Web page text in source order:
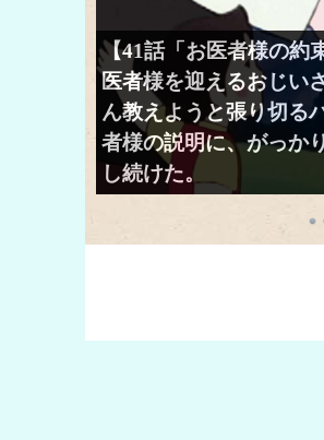
【41話「お医者様の
医者様を迎えるおじい
ん教えようと張り切る
者様の説明に、がっか
し続けた。